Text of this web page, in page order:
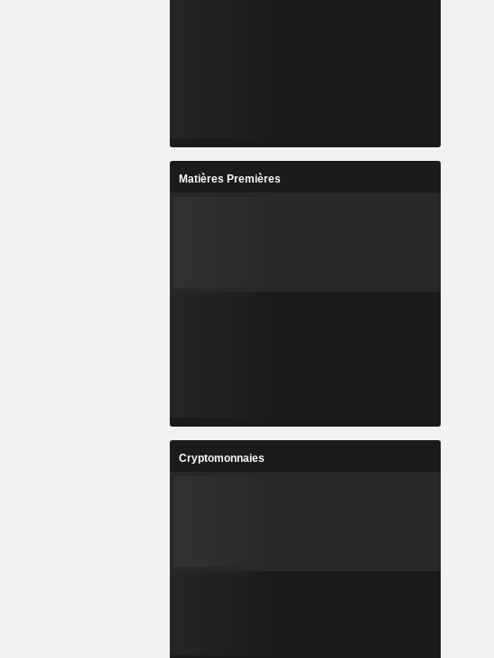
Matières Premières
Cryptomonnaies